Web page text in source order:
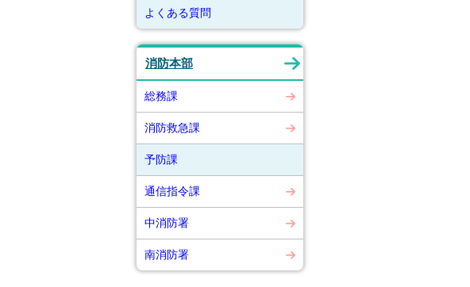
よくある質問
消防本部
総務課
消防救急課
予防課
通信指令課
中消防署
南消防署